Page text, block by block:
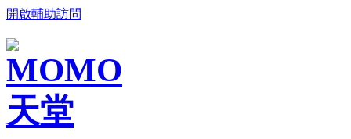
開啟輔助訪問